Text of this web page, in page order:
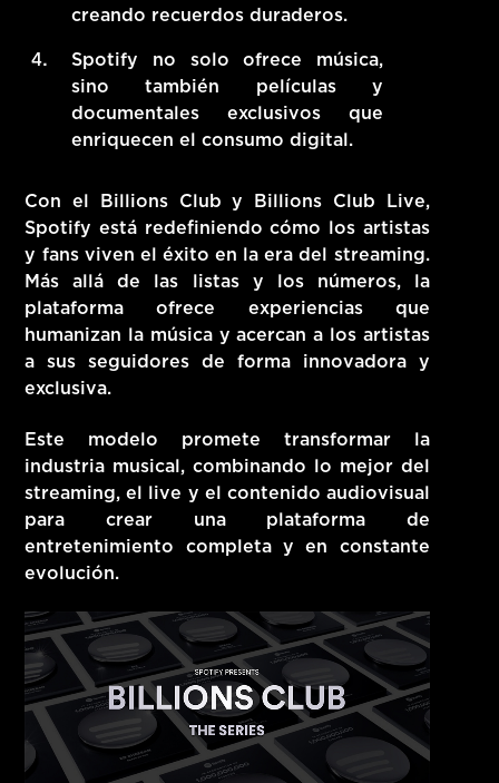
creando recuerdos duraderos.
Spotify no solo ofrece música,
sino también películas y
documentales exclusivos que
enriquecen el consumo digital.
Con el Billions Club y Billions Club Live,
Spotify está redefiniendo cómo los artistas
y fans viven el éxito en la era del streaming.
Más allá de las listas y los números, la
plataforma ofrece experiencias que
humanizan la música y acercan a los artistas
a sus seguidores de forma innovadora y
exclusiva.
Este modelo promete transformar la
industria musical, combinando lo mejor del
streaming, el live y el contenido audiovisual
para crear una plataforma de
entretenimiento completa y en constante
evolución.